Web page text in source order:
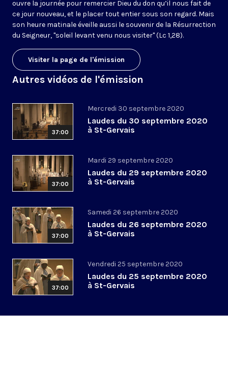
ouvre la journée pour remercier Dieu du don qu’il nous fait de
ce jour nouveau, et le placer tout entier sous son regard. Mais
son heure matinale éveille aussi le souvenir de la Résurrection
du Seigneur, "soleil levant venu nous visiter" (Lc 1,28).
Visiter la page de l'émission
Autres vidéos de l'émission
37:00
Mercredi 30 septembre 2020
Laudes du 30 septembre 2020
à St-Gervais
37:00
Mardi 29 septembre 2020
Laudes du 29 septembre 2020
à St-Gervais
37:00
Samedi 26 septembre 2020
Laudes du 26 septembre 2020
à St-Gervais
37:00
Vendredi 25 septembre 2020
Laudes du 25 septembre 2020
à St-Gervais